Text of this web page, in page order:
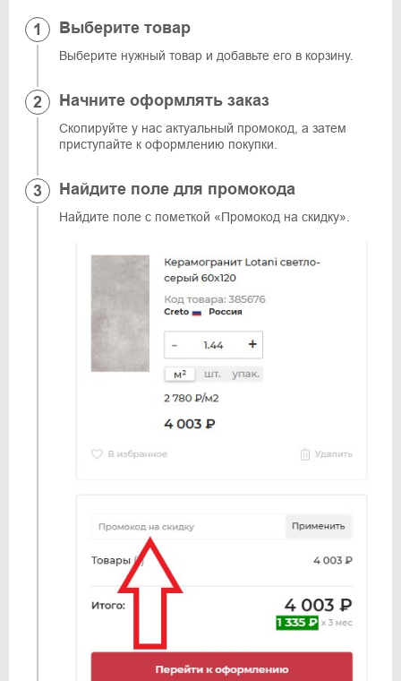
Выберите товар
Выберите нужный товар и добавьте его в корзину.
Начните оформлять заказ
Скопируйте у нас актуальный промокод, а затем
приступайте к оформлению покупки.
Найдите поле для промокода
Найдите поле с пометкой «Промокод на скидку».